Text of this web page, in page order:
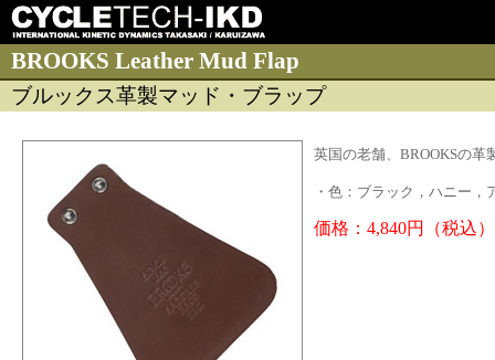
BROOKS Leather Mud Flap
ブルックス革製マッド・ブラップ
英国の老舗、BROOKSの革
・色：ブラック，ハニー，
価格：4,840円（税込）